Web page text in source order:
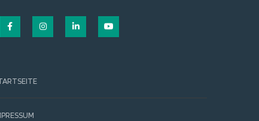
Facebook Instagram LinkedIn